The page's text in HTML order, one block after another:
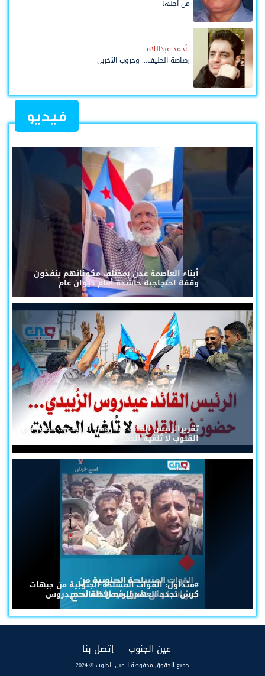
من أجلها
أحمد عبداللاه
رصاصة الحليف... وحروب الآخرين
فيديو
أبناء العاصمة عدن بمختلف مكوناتهم ينفذون
وقفة احتجاجية حاشدة أمام ديوان عام
تقريرالرئيس القائد عيدروس الزُبيدي... حضورٌ في
القلوب لا تُلغيه الحملات
#متداول: القوات المسلحة الجنوبية من جبهات
كرش تجدد العهد للرئيس القائد عيدروس
عين الجنوب إتصل بنا
جميع الحقوق محفوظة لـ عين الجنوب © 2024